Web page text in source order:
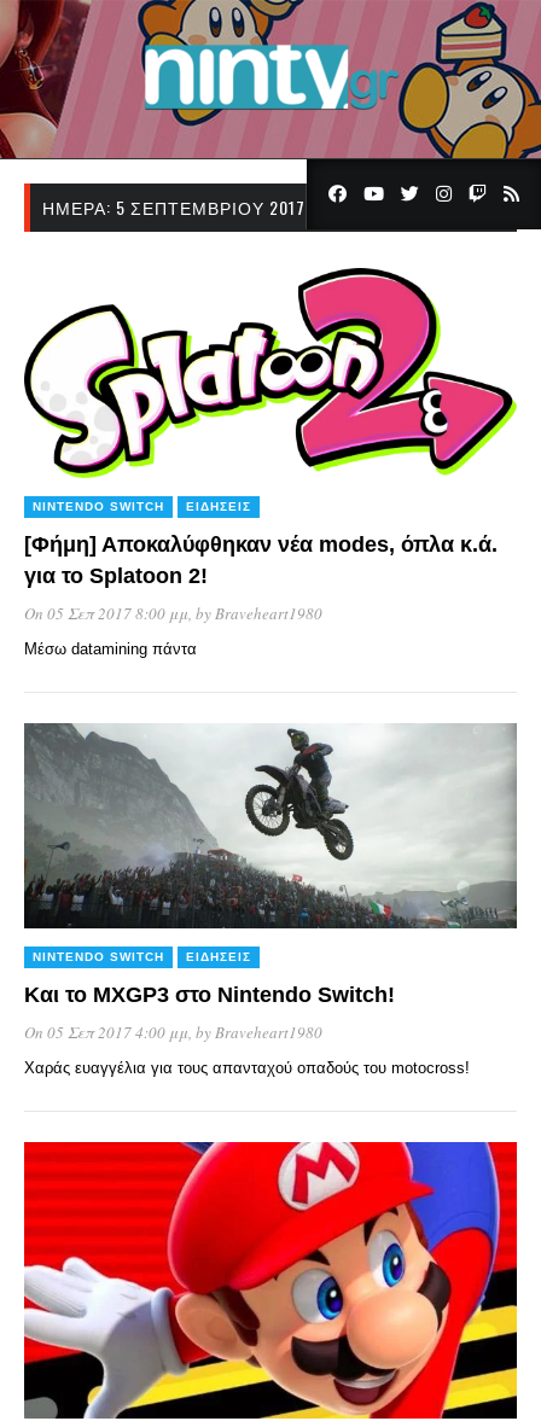
ΗΜΈΡΑ: 5 ΣΕΠΤΕΜΒΡΊΟΥ 2017
NINTENDO SWITCH ΕΙΔΉΣΕΙΣ
[Φήμη] Αποκαλύφθηκαν νέα modes, όπλα κ.ά.
για το Splatoon 2!
On 05 Σεπ 2017 8:00 μμ, byBraveheart1980
Μέσω datamining πάντα
NINTENDO SWITCH ΕΙΔΉΣΕΙΣ
Και το MXGP3 στο Nintendo Switch!
On 05 Σεπ 2017 4:00 μμ, byBraveheart1980
Χαράς ευαγγέλια για τους απανταχού οπαδούς του motocross!